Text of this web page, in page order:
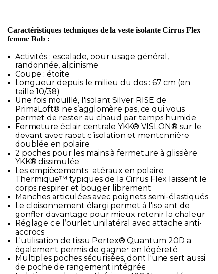
Caractéristiques techniques de la veste isolante Cirrus Flex
femme Rab :
Activités : escalade, pour usage général,
randonnée, alpinisme
Coupe : étoite
Longueur depuis le milieu du dos : 67 cm (en
taille 10/38)
Une fois mouillé, l'isolant Silver RISE de
PrimaLoft® ne s’agglomère pas, ce qui vous
permet de rester au chaud par temps humide
Fermeture éclair centrale YKK® VISLON® sur le
devant avec rabat d’isolation et mentonnière
doublée en polaire
2 poches pour les mains à fermeture à glissière
YKK® dissimulée
Les empiècements latéraux en polaire
Thermique™ typiques de la Cirrus Flex laissent le
corps respirer et bouger librement
Manches articulées avec poignets semi-élastiqués
Le cloisonnement élargi permet à l'isolant de
gonfler davantage pour mieux retenir la chaleur
Réglage de l’ourlet unilatéral avec attache anti-
accrocs
L'utilisation de tissu Pertex® Quantum 20D a
également permis de gagner en légèreté
Multiples poches sécurisées, dont l'une sert aussi
de poche de rangement intégrée